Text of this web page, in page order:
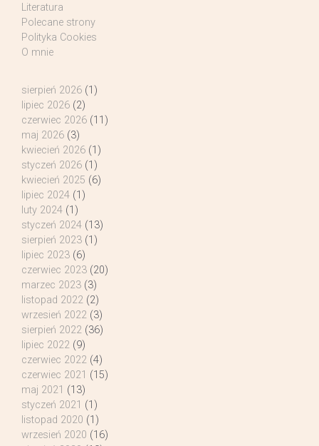
Literatura
Polecane strony
Polityka Cookies
O mnie
sierpień 2026 (1)
lipiec 2026 (2)
czerwiec 2026 (11)
maj 2026 (3)
kwiecień 2026 (1)
styczeń 2026 (1)
kwiecień 2025 (6)
lipiec 2024 (1)
luty 2024 (1)
styczeń 2024 (13)
sierpień 2023 (1)
lipiec 2023 (6)
czerwiec 2023 (20)
marzec 2023 (3)
listopad 2022 (2)
wrzesień 2022 (3)
sierpień 2022 (36)
lipiec 2022 (9)
czerwiec 2022 (4)
czerwiec 2021 (15)
maj 2021 (13)
styczeń 2021 (1)
listopad 2020 (1)
wrzesień 2020 (16)